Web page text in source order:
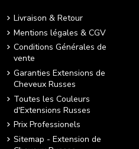
Livraison & Retour
Mentions légales & CGV
Conditions Générales de
vente
Garanties Extensions de
Cheveux Russes
Toutes les Couleurs
d'Extensions Russes
Prix Professionels
Sitemap - Extension de